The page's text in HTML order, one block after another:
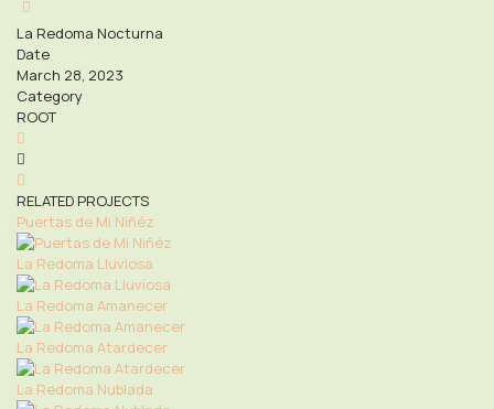
La Redoma Nocturna
Date
March 28, 2023
Category
ROOT
RELATED PROJECTS
Puertas de Mi Niñéz
La Redoma Lluviosa
La Redoma Amanecer
La Redoma Atardecer
La Redoma Nublada